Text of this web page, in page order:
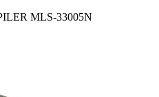
MLS-33005N